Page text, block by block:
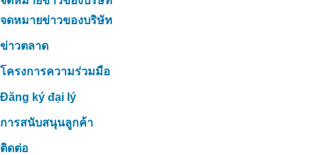
จดหมายข่าวของบริษัท
ข่าวตลาด
โครงการความร่วมมือ
Đăng ký đại lý
การสนับสนุนลูกค้า
ติดต่อ